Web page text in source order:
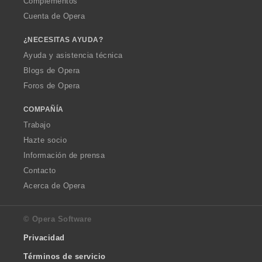
Cuenta de Opera
¿NECESITAS AYUDA?
Ayuda y asistencia técnica
Blogs de Opera
Foros de Opera
COMPAÑÍA
Trabajo
Hazte socio
Información de prensa
Contacto
Acerca de Opera
© Opera Software
Privacidad
Términos de servicio